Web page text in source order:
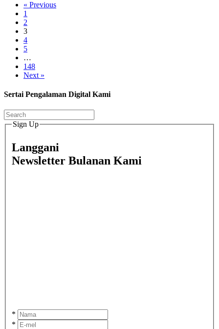
« Previous
1
2
3
4
5
…
148
Next »
Sertai Pengalaman Digital Kami
Sign Up
Langgani
Newsletter Bulanan Kami
*
*